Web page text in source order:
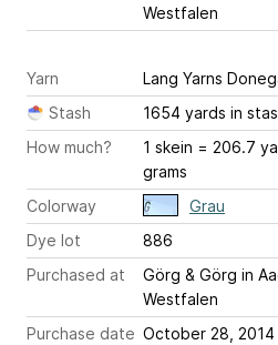
Westfalen
Yarn
Lang Yarns
Stash
1654 yards in
How much?
1 skein = 206.7
grams
Colorway
Grau
Dye lot
886
Purchased at
Görg & Görg in
Westfalen
Purchase date October 28, 2014